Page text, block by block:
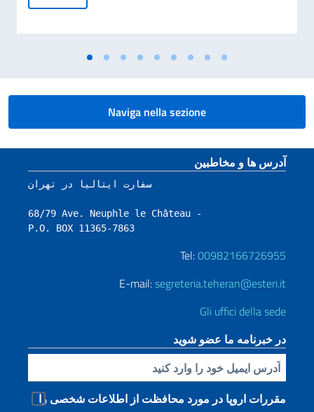
Naviga nella sezione
Footer section
آدرس ها و مخاطبین
سفارت ایتالیا در تهران
68/79 Ave. Neuphle le Château -
P.O. BOX 11365-7863
Tel:00982166726955
E-mail:segreteria.teheran@esteri.it
Gli uffici della sede
در خبرنامه ما عضو شوید
Inserisci la tua email
مقررات اروپا در مورد محافظت از اطلاعات شخصی را